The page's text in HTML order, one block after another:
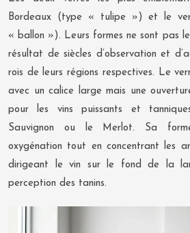
Bordeaux (type « tulipe ») et le
« ballon »). Leurs formes ne sont pas
résultat de siècles d’observation et
rois de leurs régions respectives. Le
avec un calice large mais une
pour les vins puissants et
Sauvignon ou le Merlot. Sa
oxygénation tout en concentrant les
dirigeant le vin sur le fond de la
perception des tanins.